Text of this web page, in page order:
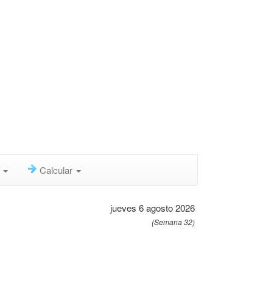
Calcular
jueves 6 agosto 2026
(Semana 32)